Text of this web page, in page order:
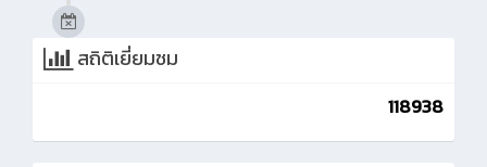
สถิติเยี่ยมชม
118938